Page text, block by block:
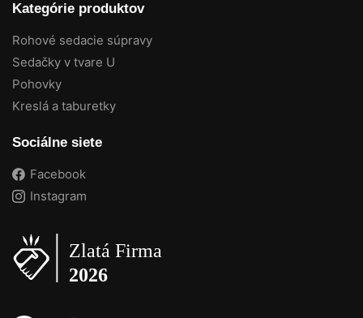
Kategórie produktov
Rohové sedacie súpravy
Sedačky v tvare U
Pohovky
Kreslá a taburetky
Sociálne siete
Facebook
Instagram